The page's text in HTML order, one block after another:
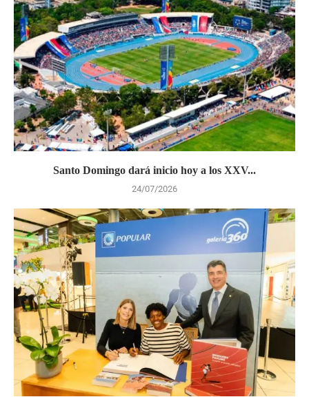
Santo Domingo dará inicio hoy a los XXV...
24/07/2026